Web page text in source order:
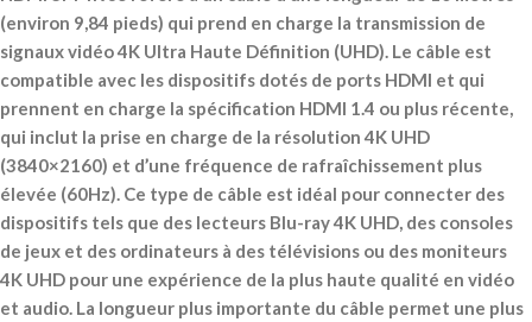
(environ 9,84 pieds) qui prend en charge la transmission de
signaux vidéo 4K Ultra Haute Définition (UHD). Le câble est
compatible avec les dispositifs dotés de ports HDMI et qui
prennent en charge la spécification HDMI 1.4 ou plus récente,
qui inclut la prise en charge de la résolution 4K UHD
(3840×2160) et d’une fréquence de rafraîchissement plus
élevée (60Hz). Ce type de câble est idéal pour connecter des
dispositifs tels que des lecteurs Blu-ray 4K UHD, des consoles
de jeux et des ordinateurs à des télévisions ou des moniteurs
4K UHD pour une expérience de la plus haute qualité en vidéo
et audio. La longueur plus importante du câble permet une plus